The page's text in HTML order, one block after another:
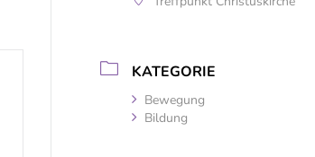
KATEGORIE
Bewegung
Bildung